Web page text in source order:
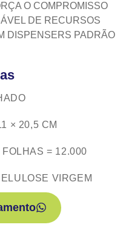
O COMPROMISSO
DE RECURSOS
DISPENSERS PADRÃO
× 20,5 CM
= 12.000
VIRGEM